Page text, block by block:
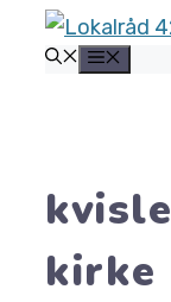
Hop
kirke